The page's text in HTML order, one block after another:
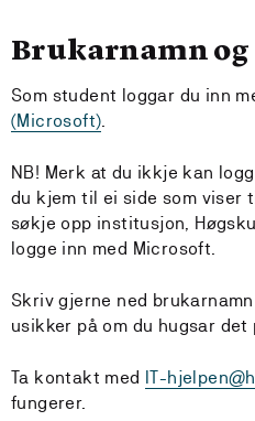
Brukarnamn og
Som student loggar du inn
(Microsoft).
NB! Merk at du ikkje kan
du kjem til ei side som viser
søkje opp institusjon,
logge inn med Microsoft.
Skriv gjerne ned
usikker på om du hugsar det
Ta kontakt med IT-
fungerer.